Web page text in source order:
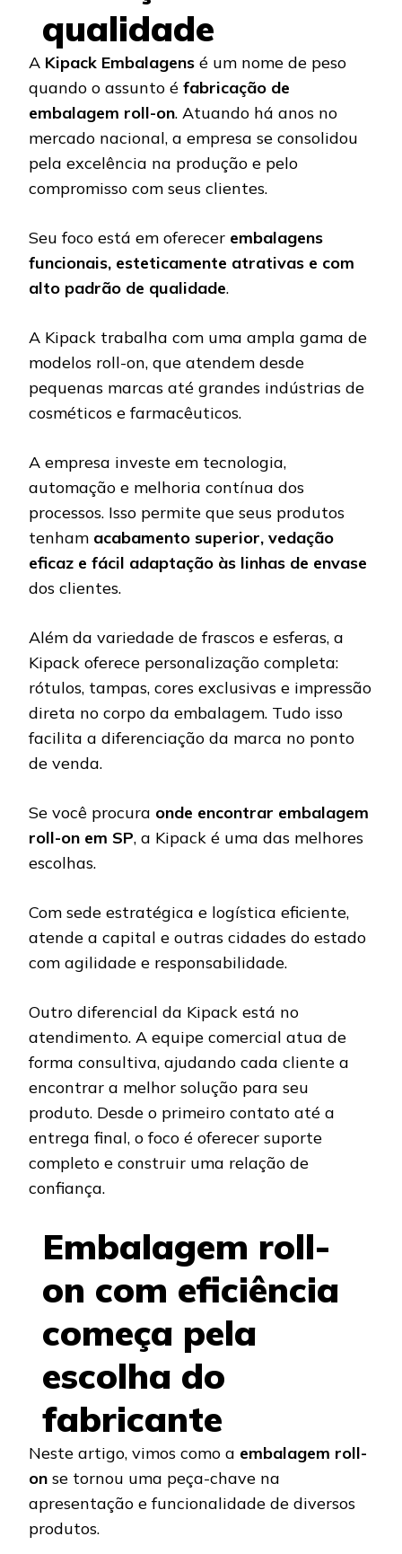
qualidade
A Kipack Embalagens é um nome de peso
quando o assunto é fabricação de
embalagem roll-on. Atuando há anos no
mercado nacional, a empresa se consolidou
pela excelência na produção e pelo
compromisso com seus clientes.
Seu foco está em oferecer embalagens
funcionais, esteticamente atrativas e com
alto padrão de qualidade.
A Kipack trabalha com uma ampla gama de
modelos roll-on, que atendem desde
pequenas marcas até grandes indústrias de
cosméticos e farmacêuticos.
A empresa investe em tecnologia,
automação e melhoria contínua dos
processos. Isso permite que seus produtos
tenham acabamento superior, vedação
eficaz e fácil adaptação às linhas de envase
dos clientes.
Além da variedade de frascos e esferas, a
Kipack oferece personalização completa:
rótulos, tampas, cores exclusivas e impressão
direta no corpo da embalagem. Tudo isso
facilita a diferenciação da marca no ponto
de venda.
Se você procura onde encontrar embalagem
roll-on em SP, a Kipack é uma das melhores
escolhas.
Com sede estratégica e logística eficiente,
atende a capital e outras cidades do estado
com agilidade e responsabilidade.
Outro diferencial da Kipack está no
atendimento. A equipe comercial atua de
forma consultiva, ajudando cada cliente a
encontrar a melhor solução para seu
produto. Desde o primeiro contato até a
entrega final, o foco é oferecer suporte
completo e construir uma relação de
confiança.
Embalagem roll-
on com eficiência
começa pela
escolha do
fabricante
Neste artigo, vimos como a embalagem roll-
on se tornou uma peça-chave na
apresentação e funcionalidade de diversos
produtos.